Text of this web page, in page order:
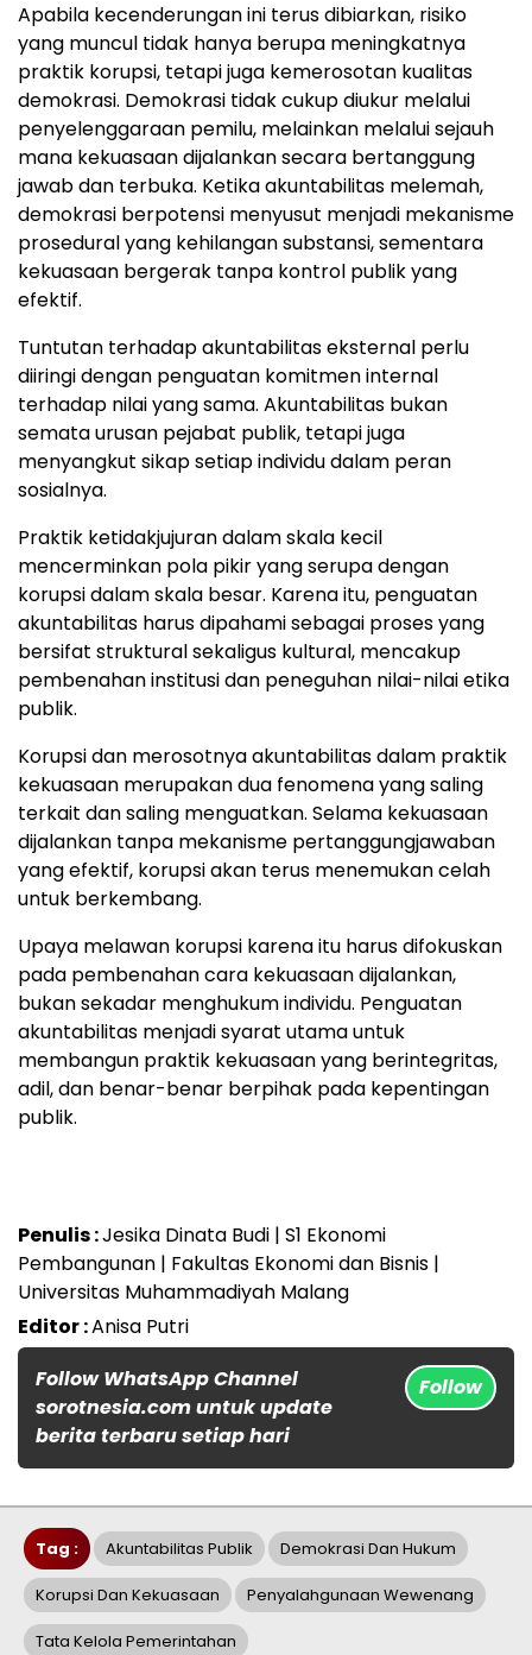
Apabila kecenderungan ini terus dibiarkan, risiko
yang muncul tidak hanya berupa meningkatnya
praktik korupsi, tetapi juga kemerosotan kualitas
demokrasi. Demokrasi tidak cukup diukur melalui
penyelenggaraan pemilu, melainkan melalui sejauh
mana kekuasaan dijalankan secara bertanggung
jawab dan terbuka. Ketika akuntabilitas melemah,
demokrasi berpotensi menyusut menjadi mekanisme
prosedural yang kehilangan substansi, sementara
kekuasaan bergerak tanpa kontrol publik yang
efektif.
Tuntutan terhadap akuntabilitas eksternal perlu
diiringi dengan penguatan komitmen internal
terhadap nilai yang sama. Akuntabilitas bukan
semata urusan pejabat publik, tetapi juga
menyangkut sikap setiap individu dalam peran
sosialnya.
Praktik ketidakjujuran dalam skala kecil
mencerminkan pola pikir yang serupa dengan
korupsi dalam skala besar. Karena itu, penguatan
akuntabilitas harus dipahami sebagai proses yang
bersifat struktural sekaligus kultural, mencakup
pembenahan institusi dan peneguhan nilai-nilai etika
publik.
Korupsi dan merosotnya akuntabilitas dalam praktik
kekuasaan merupakan dua fenomena yang saling
terkait dan saling menguatkan. Selama kekuasaan
dijalankan tanpa mekanisme pertanggungjawaban
yang efektif, korupsi akan terus menemukan celah
untuk berkembang.
Upaya melawan korupsi karena itu harus difokuskan
pada pembenahan cara kekuasaan dijalankan,
bukan sekadar menghukum individu. Penguatan
akuntabilitas menjadi syarat utama untuk
membangun praktik kekuasaan yang berintegritas,
adil, dan benar-benar berpihak pada kepentingan
publik.
Penulis :Jesika Dinata Budi | S1 Ekonomi
Pembangunan | Fakultas Ekonomi dan Bisnis |
Universitas Muhammadiyah Malang
Editor :Anisa Putri
Follow WhatsApp Channel
sorotnesia.com untuk update
berita terbaru setiap hari
Follow
Tag : Akuntabilitas Publik Demokrasi Dan Hukum
Korupsi Dan Kekuasaan Penyalahgunaan Wewenang
Tata Kelola Pemerintahan